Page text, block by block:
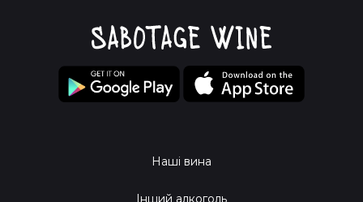
Наші вина
Інший алкоголь